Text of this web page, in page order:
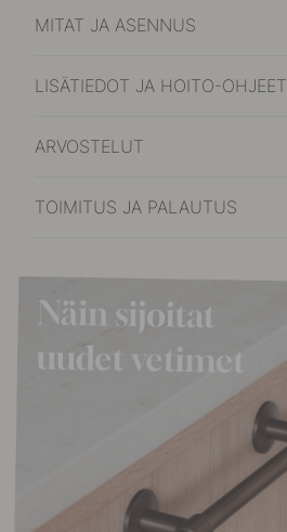
MITAT JA ASENNUS
LISÄTIEDOT JA HOITO-OHJEET
ARVOSTELUT
TOIMITUS JA PALAUTUS